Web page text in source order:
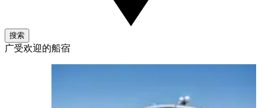
搜索
广受欢迎的船宿